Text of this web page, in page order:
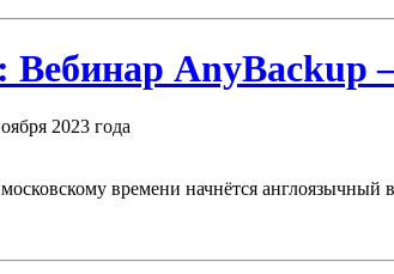
Вебинар
2023 года
времени начнётся